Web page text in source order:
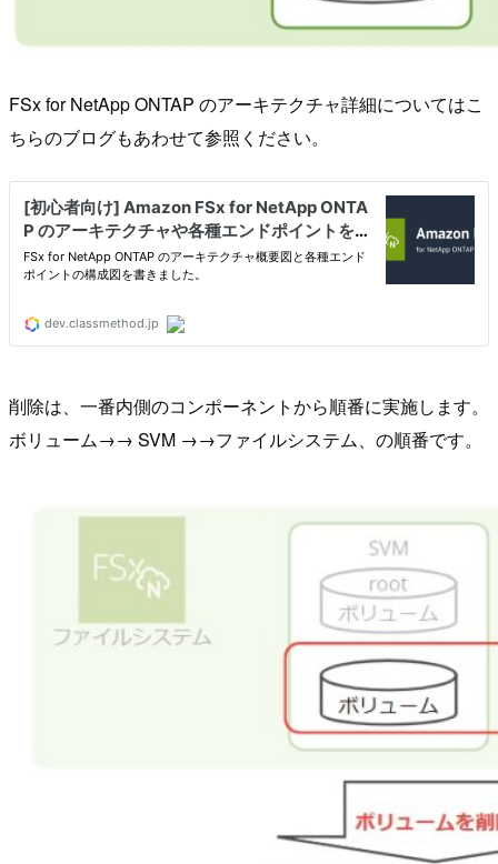
FSx for NetApp ONTAP のアーキテクチャ詳細についてはこ
ちらのブログもあわせて参照ください。
削除は、一番内側のコンポーネントから順番に実施します。
ボリューム→→ SVM →→ファイルシステム、の順番です。